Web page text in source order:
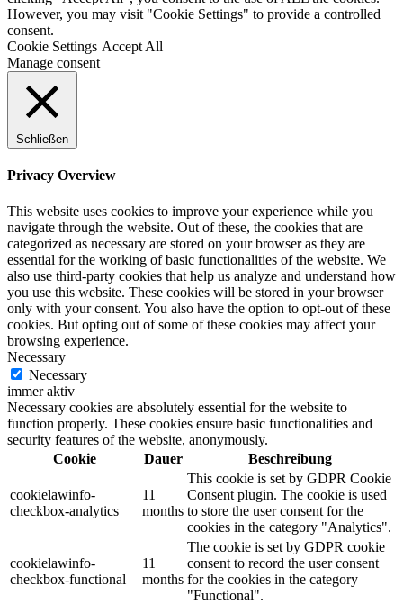
However, you may visit "Cookie Settings" to provide a controlled
consent.
Cookie Settings Accept All
Manage consent
Schließen
Privacy Overview
This website uses cookies to improve your experience while you
navigate through the website. Out of these, the cookies that are
categorized as necessary are stored on your browser as they are
essential for the working of basic functionalities of the website. We
also use third-party cookies that help us analyze and understand how
you use this website. These cookies will be stored in your browser
only with your consent. You also have the option to opt-out of these
cookies. But opting out of some of these cookies may affect your
browsing experience.
Necessary
Necessary
immer aktiv
Necessary cookies are absolutely essential for the website to
function properly. These cookies ensure basic functionalities and
security features of the website, anonymously.
Cookie
Dauer Beschreibung
cookielawinfo-
checkbox-analytics
11
months
This cookie is set by GDPR Cookie
Consent plugin. The cookie is used
to store the user consent for the
cookies in the category "Analytics".
cookielawinfo-
checkbox-functional
11
months
The cookie is set by GDPR cookie
consent to record the user consent
for the cookies in the category
"Functional".